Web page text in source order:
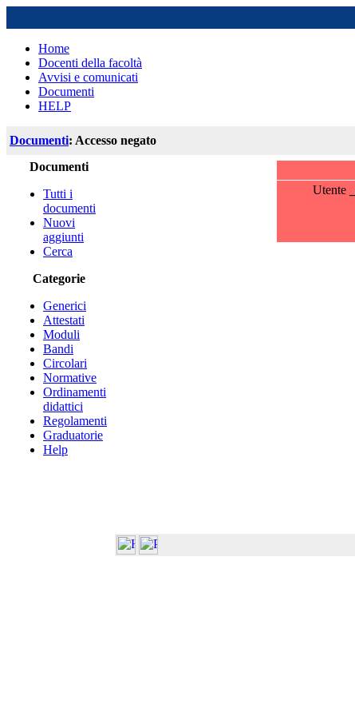
Home
Docenti della facoltà
Avvisi e comunicati
Documenti
HELP
Documenti: Accesso negato
Documenti
Tutti i
documenti
Nuovi
aggiunti
Cerca
Categorie
Generici
Attestati
Moduli
Bandi
Circolari
Normative
Ordinamenti
didattici
Regolamenti
Graduatorie
Help
Utente